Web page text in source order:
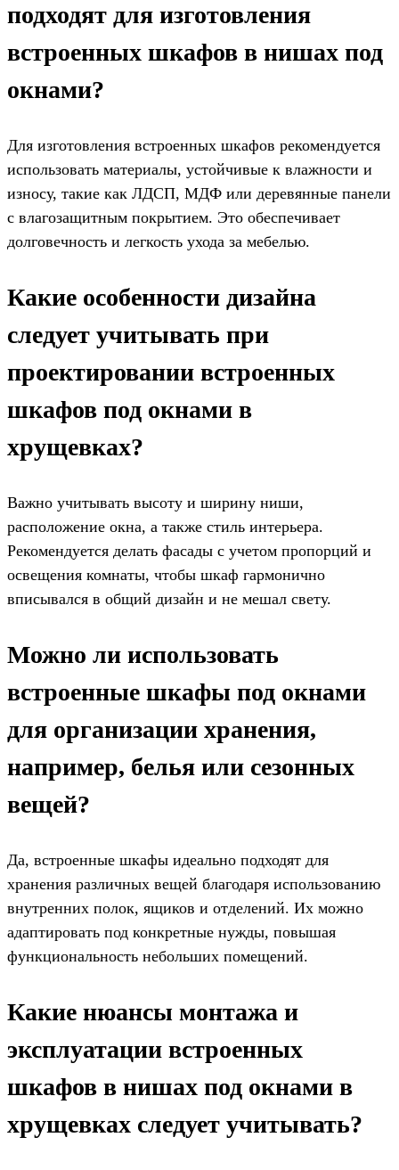
подходят для изготовления
встроенных шкафов в нишах под
окнами?
Для изготовления встроенных шкафов рекомендуется
использовать материалы, устойчивые к влажности и
износу, такие как ЛДСП, МДФ или деревянные панели
с влагозащитным покрытием. Это обеспечивает
долговечность и легкость ухода за мебелью.
Какие особенности дизайна
следует учитывать при
проектировании встроенных
шкафов под окнами в
хрущевках?
Важно учитывать высоту и ширину ниши,
расположение окна, а также стиль интерьера.
Рекомендуется делать фасады с учетом пропорций и
освещения комнаты, чтобы шкаф гармонично
вписывался в общий дизайн и не мешал свету.
Можно ли использовать
встроенные шкафы под окнами
для организации хранения,
например, белья или сезонных
вещей?
Да, встроенные шкафы идеально подходят для
хранения различных вещей благодаря использованию
внутренних полок, ящиков и отделений. Их можно
адаптировать под конкретные нужды, повышая
функциональность небольших помещений.
Какие нюансы монтажа и
эксплуатации встроенных
шкафов в нишах под окнами в
хрущевках следует учитывать?